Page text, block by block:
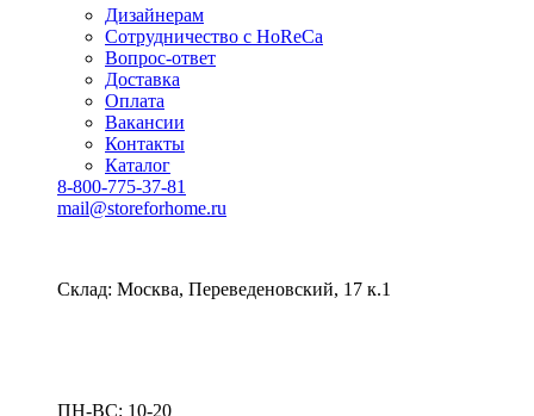
Дизайнерам
Сотрудничество с HoReCa
Вопрос-ответ
Доставка
Оплата
Вакансии
Контакты
Каталог
8-800-775-37-81
mail@storeforhome.ru
Склад: Москва, Переведеновский, 17 к.1
ПН-ВС: 10-20